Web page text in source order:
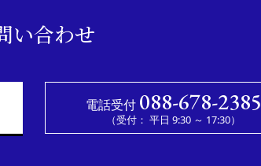
い合わせ
電話受付 088-678-2385
（受付： 平日 9:30 ～ 17:30）